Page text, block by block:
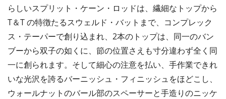
らしいスプリット・ケーン・ロッドは、繊細なトップから
T＆T の特徴たるスウェルド・バットまで、コンプレック
ス・テーパーで創り込まれ、2本のトップは、同一のバン
ブーから双子の如くに、節の位置さえも寸分違わず全く同
一に創られます。そして細心の注意を払い、手作業できれ
いな光沢を誇るバーニッシュ・フィニッシュをほどこし、
ウォールナットのバール部のスペーサーと手造りのニッケ